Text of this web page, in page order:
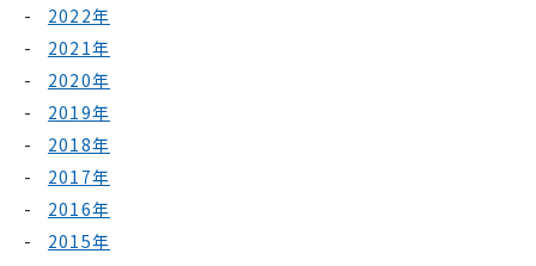
2022年
2021年
2020年
2019年
2018年
2017年
2016年
2015年